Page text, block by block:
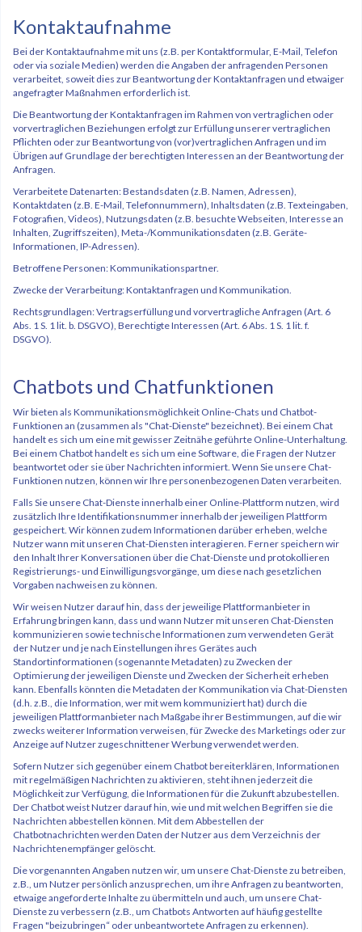
Kontaktaufnahme
Bei der Kontaktaufnahme mit uns (z.B. per Kontaktformular, E-Mail, Telefon
oder via soziale Medien) werden die Angaben der anfragenden Personen
verarbeitet, soweit dies zur Beantwortung der Kontaktanfragen und etwaiger
angefragter Maßnahmen erforderlich ist.
Die Beantwortung der Kontaktanfragen im Rahmen von vertraglichen oder
vorvertraglichen Beziehungen erfolgt zur Erfüllung unserer vertraglichen
Pflichten oder zur Beantwortung von (vor)vertraglichen Anfragen und im
Übrigen auf Grundlage der berechtigten Interessen an der Beantwortung der
Anfragen.
Verarbeitete Datenarten: Bestandsdaten (z.B. Namen, Adressen),
Kontaktdaten (z.B. E-Mail, Telefonnummern), Inhaltsdaten (z.B. Texteingaben,
Fotografien, Videos), Nutzungsdaten (z.B. besuchte Webseiten, Interesse an
Inhalten, Zugriffszeiten), Meta-/Kommunikationsdaten (z.B. Geräte-
Informationen, IP-Adressen).
Betroffene Personen: Kommunikationspartner.
Zwecke der Verarbeitung: Kontaktanfragen und Kommunikation.
Rechtsgrundlagen: Vertragserfüllung und vorvertragliche Anfragen (Art. 6
Abs. 1 S. 1 lit. b. DSGVO), Berechtigte Interessen (Art. 6 Abs. 1 S. 1 lit. f.
DSGVO).
Chatbots und Chatfunktionen
Wir bieten als Kommunikationsmöglichkeit Online-Chats und Chatbot-
Funktionen an (zusammen als "Chat-Dienste" bezeichnet). Bei einem Chat
handelt es sich um eine mit gewisser Zeitnähe geführte Online-Unterhaltung.
Bei einem Chatbot handelt es sich um eine Software, die Fragen der Nutzer
beantwortet oder sie über Nachrichten informiert. Wenn Sie unsere Chat-
Funktionen nutzen, können wir Ihre personenbezogenen Daten verarbeiten.
Falls Sie unsere Chat-Dienste innerhalb einer Online-Plattform nutzen, wird
zusätzlich Ihre Identifikationsnummer innerhalb der jeweiligen Plattform
gespeichert. Wir können zudem Informationen darüber erheben, welche
Nutzer wann mit unseren Chat-Diensten interagieren. Ferner speichern wir
den Inhalt Ihrer Konversationen über die Chat-Dienste und protokollieren
Registrierungs- und Einwilligungsvorgänge, um diese nach gesetzlichen
Vorgaben nachweisen zu können.
Wir weisen Nutzer darauf hin, dass der jeweilige Plattformanbieter in
Erfahrung bringen kann, dass und wann Nutzer mit unseren Chat-Diensten
kommunizieren sowie technische Informationen zum verwendeten Gerät
der Nutzer und je nach Einstellungen ihres Gerätes auch
Standortinformationen (sogenannte Metadaten) zu Zwecken der
Optimierung der jeweiligen Dienste und Zwecken der Sicherheit erheben
kann. Ebenfalls könnten die Metadaten der Kommunikation via Chat-Diensten
(d.h. z.B., die Information, wer mit wem kommuniziert hat) durch die
jeweiligen Plattformanbieter nach Maßgabe ihrer Bestimmungen, auf die wir
zwecks weiterer Information verweisen, für Zwecke des Marketings oder zur
Anzeige auf Nutzer zugeschnittener Werbung verwendet werden.
Sofern Nutzer sich gegenüber einem Chatbot bereiterklären, Informationen
mit regelmäßigen Nachrichten zu aktivieren, steht ihnen jederzeit die
Möglichkeit zur Verfügung, die Informationen für die Zukunft abzubestellen.
Der Chatbot weist Nutzer darauf hin, wie und mit welchen Begriffen sie die
Nachrichten abbestellen können. Mit dem Abbestellen der
Chatbotnachrichten werden Daten der Nutzer aus dem Verzeichnis der
Nachrichtenempfänger gelöscht.
Die vorgenannten Angaben nutzen wir, um unsere Chat-Dienste zu betreiben,
z.B., um Nutzer persönlich anzusprechen, um ihre Anfragen zu beantworten,
etwaige angeforderte Inhalte zu übermitteln und auch, um unsere Chat-
Dienste zu verbessern (z.B., um Chatbots Antworten auf häufig gestellte
Fragen "beizubringen“ oder unbeantwortete Anfragen zu erkennen).